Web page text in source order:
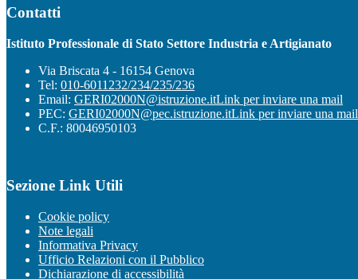
Contatti
Istituto Professionale di Stato Settore Industria e Artigianato
Via Briscata 4 - 16154 Genova
Tel: 010-6011232/234/235/236
Email: GERI02000N@istruzione.itLink per inviare una mail
PEC: GERI02000N@pec.istruzione.itLink per inviare una mail
C.F.: 80046950103
Sezione Link Utili
Cookie policy
Note legali
Informativa Privacy
Ufficio Relazioni con il Pubblico
Dichiarazione di accessibilità